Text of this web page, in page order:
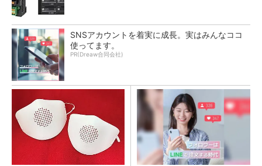
SNSアカウントを着実に成長。実はみんなココ
使ってます。
PR(Dreaw合同会社)